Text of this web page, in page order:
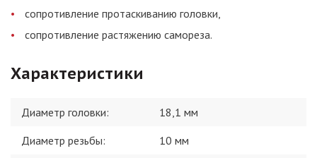
сопротивление протаскиванию головки,
сопротивление растяжению самореза.
Характеристики
Диаметр головки:
18,1 мм
Диаметр резьбы: 10 мм